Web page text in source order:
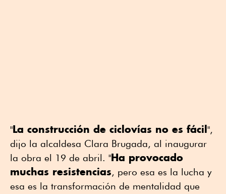
"La construcción de ciclovías no es fácil",
dijo la alcaldesa Clara Brugada, al inaugurar
la obra el 19 de abril. "Ha provocado
muchas resistencias, pero esa es la lucha y
esa es la transformación de mentalidad que